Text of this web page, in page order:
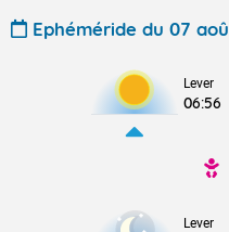
Ephéméride du 07
Lever
06:56
Lever